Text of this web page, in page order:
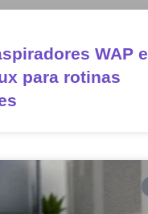
WAP e
para rotinas